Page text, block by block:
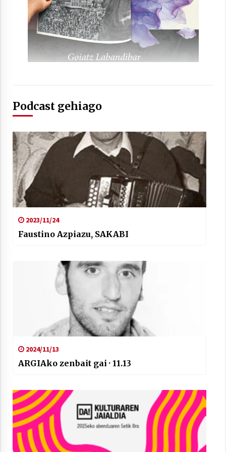
Podcast gehiago
2023/11/24
Faustino Azpiazu, SAKABI
2024/11/13
ARGIAko zenbait gai · 11.13